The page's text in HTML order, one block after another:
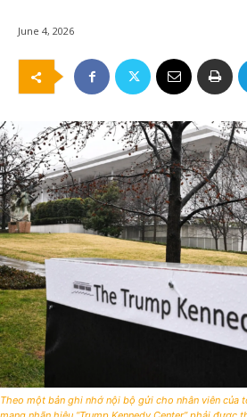
June 4, 2026
Theo một bản ghi nhớ nội bộ gửi cho nhân viên của